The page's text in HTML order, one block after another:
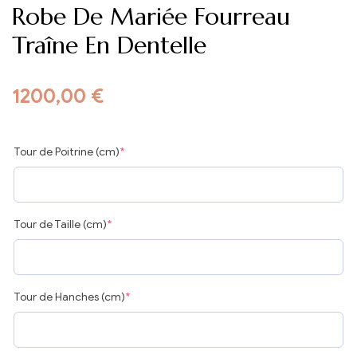
Robe De Mariée Fourreau
Traîne En Dentelle
1200,00 €
Tour de Poitrine (cm)*
Tour de Taille (cm)*
Tour de Hanches (cm)*